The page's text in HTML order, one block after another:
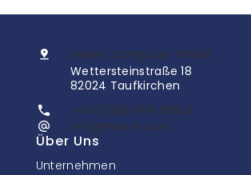
InoNet Computer GmbH
Wettersteinstraße 18
82024 Taufkirchen
+49 (0)89 666 096 0
info@inonet.com
Über Uns
Unternehmen